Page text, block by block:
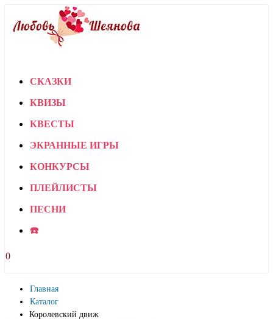
СКАЗКИ
КВИЗЫ
КВЕСТЫ
ЭКРАННЫЕ ИГРЫ
КОНКУРСЫ
ПЛЕЙЛИСТЫ
ПЕСНИ
☎️
0
Главная
Каталог
Королевский движ